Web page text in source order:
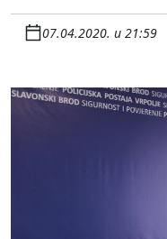
07.04.2020. u 21:59